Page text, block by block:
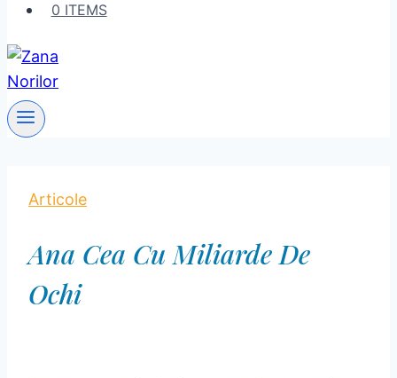
0 ITEMS
Articole
Ana Cea Cu Miliarde De
Ochi